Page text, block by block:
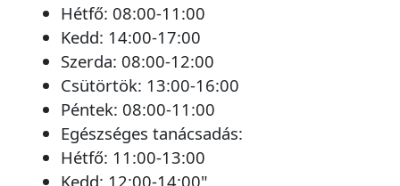
Hétfő: 08:00-11:00
Kedd: 14:00-17:00
Szerda: 08:00-12:00
Csütörtök: 13:00-16:00
Péntek: 08:00-11:00
Egészséges tanácsadás:
Hétfő: 11:00-13:00
Kedd: 12:00-14:00"